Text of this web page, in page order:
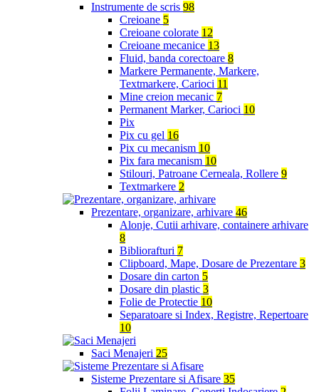
Instrumente de scris 98
Creioane 5
Creioane colorate 12
Creioane mecanice 13
Fluid, banda corectoare 8
Markere Permanente, Markere,
Textmarkere, Carioci 11
Mine creion mecanic 7
Permanent Marker, Carioci 10
Pix
Pix cu gel 16
Pix cu mecanism 10
Pix fara mecanism 10
Stilouri, Patroane Cerneala, Rollere 9
Textmarkere 2
Prezentare, organizare, arhivare 46
Alonje, Cutii arhivare, containere arhivare
8
Bibliorafturi 7
Clipboard, Mape, Dosare de Prezentare 3
Dosare din carton 5
Dosare din plastic 3
Folie de Protectie 10
Separatoare si Index, Registre, Repertoare
10
Saci Menajeri 25
Sisteme Prezentare si Afisare 35